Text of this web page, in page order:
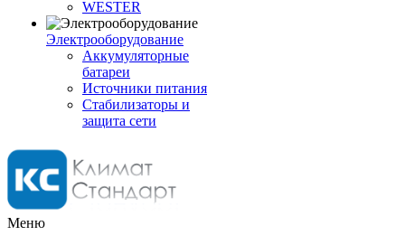
WESTER
Электрооборудование
Аккумуляторные
батареи
Источники питания
Стабилизаторы и
защита сети
Меню